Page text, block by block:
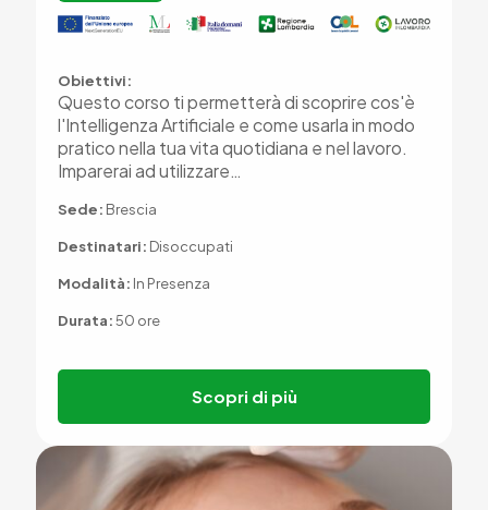
Obiettivi:
Questo corso ti permetterà di scoprire cos'è
l'Intelligenza Artificiale e come usarla in modo
pratico nella tua vita quotidiana e nel lavoro.
Imparerai ad utilizzare…
Sede: Brescia
Destinatari: Disoccupati
Modalità: In Presenza
Durata:50 ore
Scopri di più